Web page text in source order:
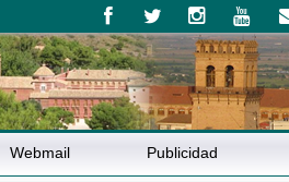
Webmail Publicidad